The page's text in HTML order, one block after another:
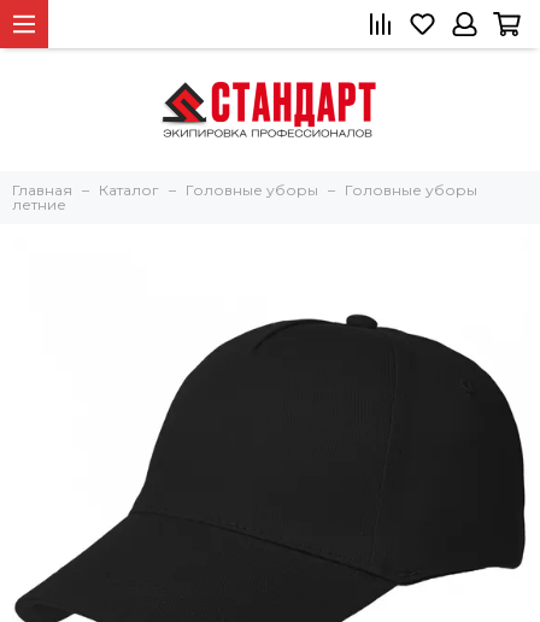
Главная Каталог Головные уборы
Головные уборы
летние